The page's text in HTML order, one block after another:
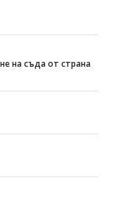
на съда от страна